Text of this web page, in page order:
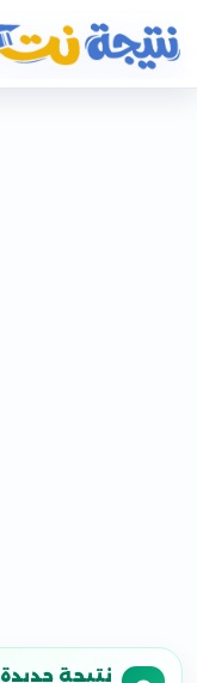
نتيجة نت
نتيجة جديدة